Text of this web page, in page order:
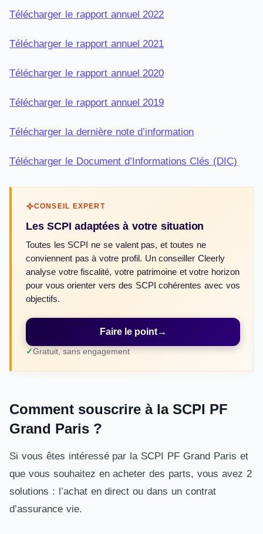
Télécharger le rapport annuel 2022
Télécharger le rapport annuel 2021
Télécharger le rapport annuel 2020
Télécharger le rapport annuel 2019
Télécharger la dernière note d’information
Télécharger le Document d’Informations Clés (DIC)
CONSEIL EXPERT
Les SCPI adaptées à votre situation
Toutes les SCPI ne se valent pas, et toutes ne
conviennent pas à votre profil. Un conseiller Cleerly
analyse votre fiscalité, votre patrimoine et votre horizon
pour vous orienter vers des SCPI cohérentes avec vos
objectifs.
Faire le point→
Gratuit, sans engagement
Comment souscrire à la SCPI PF
Grand Paris ?
Si vous êtes intéressé par la SCPI PF Grand Paris et
que vous souhaitez en acheter des parts, vous avez 2
solutions : l’achat en direct ou dans un contrat
d’assurance vie.